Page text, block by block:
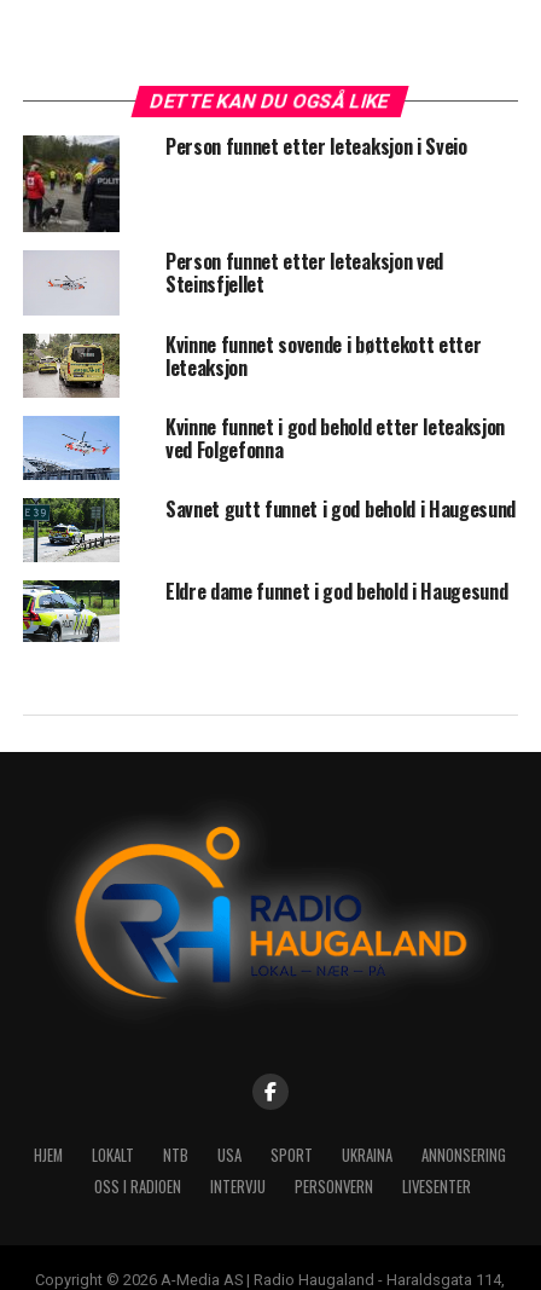
DETTE KAN DU OGSÅ LIKE
Person funnet etter leteaksjon i Sveio
Person funnet etter leteaksjon ved
Steinsfjellet
Kvinne funnet sovende i bøttekott etter
leteaksjon
Kvinne funnet i god behold etter leteaksjon
ved Folgefonna
Savnet gutt funnet i god behold i Haugesund
Eldre dame funnet i god behold i Haugesund
HJEM LOKALT NTB USA SPORT UKRAINA
ANNONSERING
OSS I RADIOEN
INTERVJU PERSONVERN LIVESENTER
Copyright © 2026 A-Media AS | Radio Haugaland - Haraldsgata 114,